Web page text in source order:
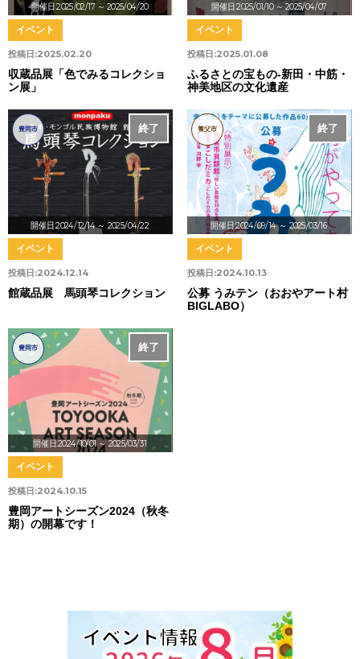
開催日:2025/02/17 ～ 2025/04/20
投稿日:2025.02.20
イベント
収蔵品展「色でみるコレクショ
ン展」
開催日:2025/01/10～ 2025/04/07
投稿日:2025.01.08
イベント
ふるさとの宝もの-新田・中筋・
神美地区の文化遺産
開催日:2024/12/14 ～ 2025/04/22
終了
豊岡市
投稿日:2024.12.14
イベント
館蔵品展 馬頭琴コレクション
開催日:2024/09/14～ 2025/03/16
終了
養父市
投稿日:2024.10.13
イベント
公募 うみテン（おおやアート村
BIGLABO）
開催日:2024/10/01 ～ 2025/03/31
終了
豊岡市
投稿日:2024.10.15
イベント
豊岡アートシーズン2024（秋冬
期）の開幕です！